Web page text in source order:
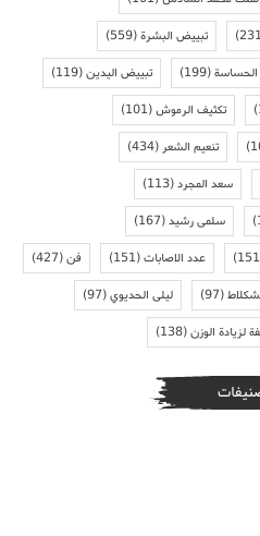
تبييض البشرة(559)
الحساسة(199) تبييض اليدين(119)
تكثيف الرموش(101)
تنعيم الشعر(434)
سعد المجرد(113)
سلمى رشيد(167)
عدد الاصابات(151) فن(427)
(97) ليلى الحديوي(97)
لزيادة الوزن(138)